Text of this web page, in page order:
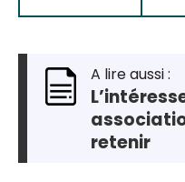
A lire aussi :
retenir